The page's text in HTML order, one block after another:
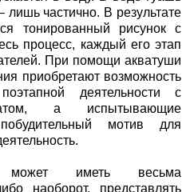
лишь частично. В результате
тонированный рисунок с
процесс, каждый его этап
При помощи акватуши
приобретают возможность
деятельности с
а испытывающие
мотив для
может иметь весьма
наоборот, представлять